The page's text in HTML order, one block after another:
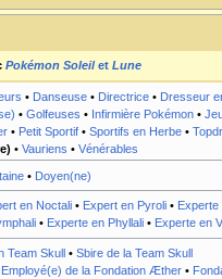
Pokémon Soleilet Lune
• Danseuse• Directrice• Dresseur
• Golfeuses • Infirmière Pokémon •
• Petit Sportif • Sportifs en Herbe •
• Vauriens • Vénérables
• Doyen(ne)
en Noctali • Expert en Pyroli • Experte
• Experte en Phyllali • Experte en
Team Skull• Sbire de la Team Skull
Employé(e) de la Fondation Æther •